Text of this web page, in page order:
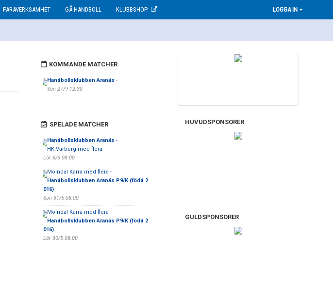
PARAVERKSAMHET GÅ-HANDBOLL KLUBBSHOP LOGGA IN
KOMMANDE MATCHER
Handbollsklubben Aranäs -
Sön 27/9 12:30
SPELADE MATCHER
Handbollsklubben Aranäs -
HK Varberg med flera
Lör 6/6 08:00
Mölndal Kärra med flera -
Handbollsklubben Aranäs P9/K (född 2
016)
Sön 31/5 08:00
Mölndal Kärra med flera -
Handbollsklubben Aranäs P9/K (född 2
016)
Lör 30/5 08:00
HUVUDSPONSORER
GULDSPONSORER